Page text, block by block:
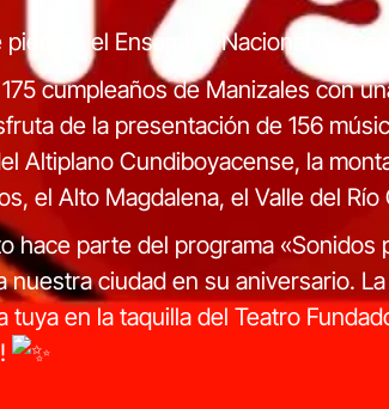
pierdas el Ensamble Nacional de
cumpleaños de Manizales con
de la presentación de 156
Altiplano Cundiboyacense, la
el Alto Magdalena, el Valle del
hace parte del programa «Sonidos
nuestra ciudad en su aniversario.
tuya en la taquilla del Teatro